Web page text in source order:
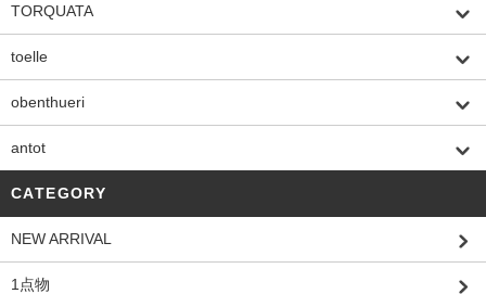
TORQUATA
toelle
obenthueri
antot
CATEGORY
NEW ARRIVAL
1点物